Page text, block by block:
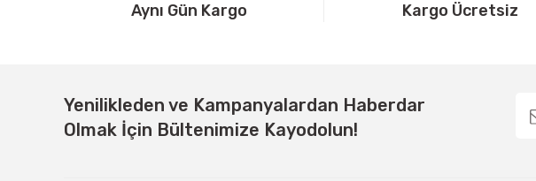
Aynı Gün Kargo Kargo Ücretsiz
Yenilikleden ve Kampanyalardan Haberdar
Olmak İçin Bültenimize Kayodolun!